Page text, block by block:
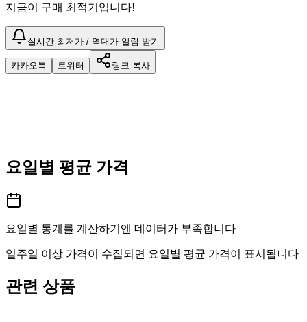
지금이 구매 최적기입니다!
실시간 최저가 / 역대가 알림 받기
카카오톡 트위터 링크 복사
요일별 평균 가격
요일별 통계를 계산하기엔 데이터가 부족합니다
일주일 이상 가격이 수집되면 요일별 평균 가격이 표시됩니다
관련 상품